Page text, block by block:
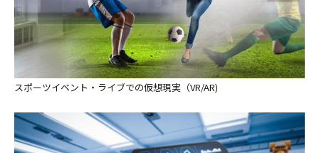
スポーツイベント・ライブでの仮想現実（VR/AR)